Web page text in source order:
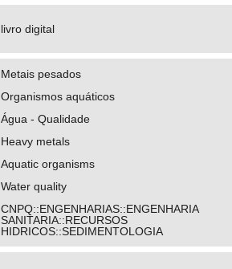
livro digital
Metais pesados
Organismos aquáticos
Água - Qualidade
Heavy metals
Aquatic organisms
Water quality
CNPQ::ENGENHARIAS::ENGENHARIA
SANITARIA::RECURSOS
HIDRICOS::SEDIMENTOLOGIA